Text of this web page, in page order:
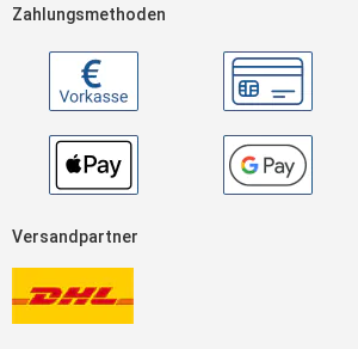
Zahlungsmethoden
Versandpartner